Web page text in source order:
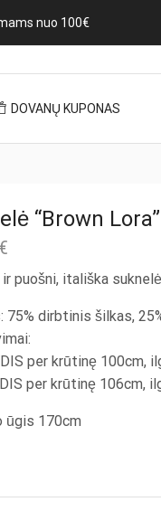
nuo 100€
DOVANŲ KUPONAS
“Brown Lora”
€
puošni, itališka
75% dirbtinis šilkas,
per krūtinę 100cm,
per krūtinę 106cm,
ūgis 170cm